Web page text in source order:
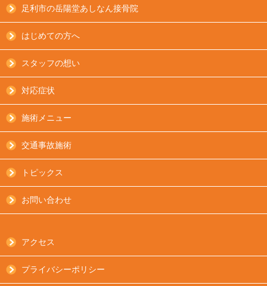
足利市の岳陽堂あしなん接骨院
はじめての方へ
スタッフの想い
対応症状
施術メニュー
交通事故施術
トピックス
お問い合わせ
アクセス
プライバシーポリシー